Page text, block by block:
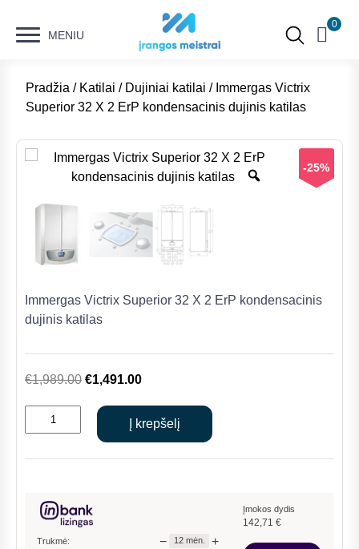
MENIU
0
Pradžia / Katilai / Dujiniai katilai / Immergas Victrix
Superior 32 X 2 ErP kondensacinis dujinis katilas
-25%
Immergas Victrix Superior 32 X 2 ErP kondensacinis
dujinis katilas
€1,989.00 Original
was:
€1,989.00.
€1,491.00Current
produkto
kiekis:
Į krepšelį
Trukmė: − 12mėn. +
Įmokos dydis
142,71 €